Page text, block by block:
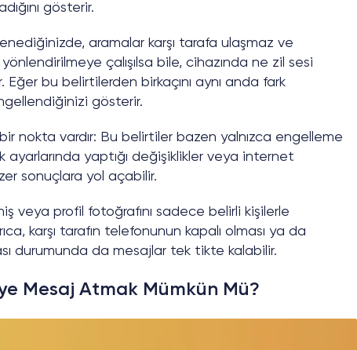
gösterir.
aramalar karşı tarafa ulaşmaz ve
çalışılsa bile, cihazında ne zil sesi
bu belirtilerden birkaçını aynı anda fark
gösterir.
nokta vardır: Bu belirtiler bazen yalnızca engelleme
ayarlarında yaptığı değişiklikler veya internet
sonuçlara yol açabilir.
veya profil fotoğrafını sadece belirli kişilerle
karşı tarafın telefonunun kapalı olması ya da
durumunda da mesajlar tek tikte kalabilir.
Mesaj Atmak Mümkün Mü?